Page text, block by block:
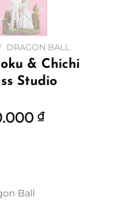
DRAGON BALL
& Chichi
Studio
₫Khoảng
Ball